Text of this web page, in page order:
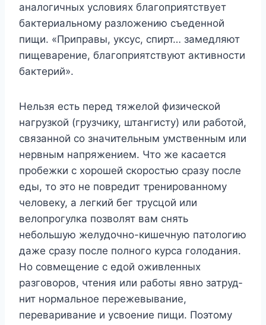
аналогичных условиях благоприятствует
бакте­риальному разложению съеденной
пищи. «Приправы, уксус, спирт… замедляют
пищеварение, благоприятствуют активно­сти
бактерий».
Нельзя есть перед тяжелой физической
нагрузкой (грузчи­ку, штангисту) или работой,
связанной со значительным умственным или
нервным напряжением. Что же касается
пробежки с хорошей скоростью сразу после
еды, то это не повредит трени­рованному
человеку, а легкий бег трусцой или
велопрогулка по­зволят вам снять
небольшую желудочно-кишечную патологию
даже сразу после полного курса голодания.
Но совмещение с едой оживленных
разговоров, чтения или работы явно затруд­
нит нормальное пережевывание,
переваривание и усвоение пи­щи. Поэтому